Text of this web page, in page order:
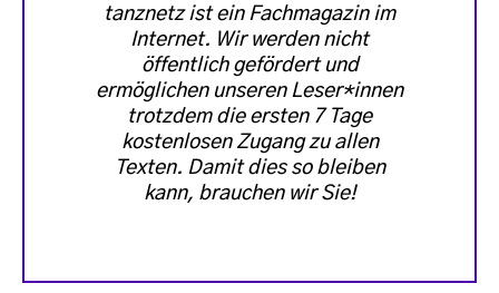
tanznetz ist ein Fachmagazin im
Internet. Wir werden nicht
öffentlich gefördert und
ermöglichen unseren Leser*innen
trotzdem die ersten 7 Tage
kostenlosen Zugang zu allen
Texten. Damit dies so bleiben
kann, brauchen wir Sie!